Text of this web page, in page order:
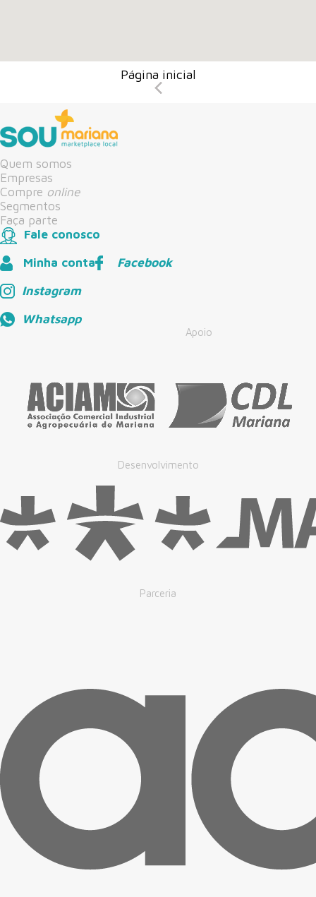
Página inicial
Quem somos
Empresas
Compre online
Segmentos
Faça parte
Fale conosco
Minha conta
Facebook
Instagram
Whatsapp
Apoio
Desenvolvimento
Parceria